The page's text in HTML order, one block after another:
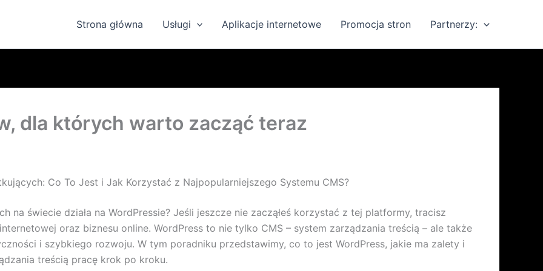
Strona główna Usługi Aplikacje internetowe Promocja stron Partnerzy:
dla których warto zacząć teraz
Co To Jest i Jak Korzystać z Najpopularniejszego Systemu CMS?
na świecie działa na WordPressie? Jeśli jeszcze nie zacząłeś korzystać z tej platformy, tracisz
oraz biznesu online. WordPress to nie tylko CMS – system zarządzania treścią – ale także
i szybkiego rozwoju. W tym poradniku przedstawimy, co to jest WordPress, jakie ma zalety i
treścią pracę krok po kroku.